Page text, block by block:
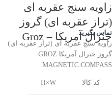
زاویه سنج عقربه ای
(تراز عقربه ای) گروز
جنرال آمریکا – Groz
تماس بگیرید
زاویه سنج عقربه ای (تراز عقربه ای)
گروز جنرال آمریکا GROZ
MAGNETIC COMPASS
کد کالا H×W